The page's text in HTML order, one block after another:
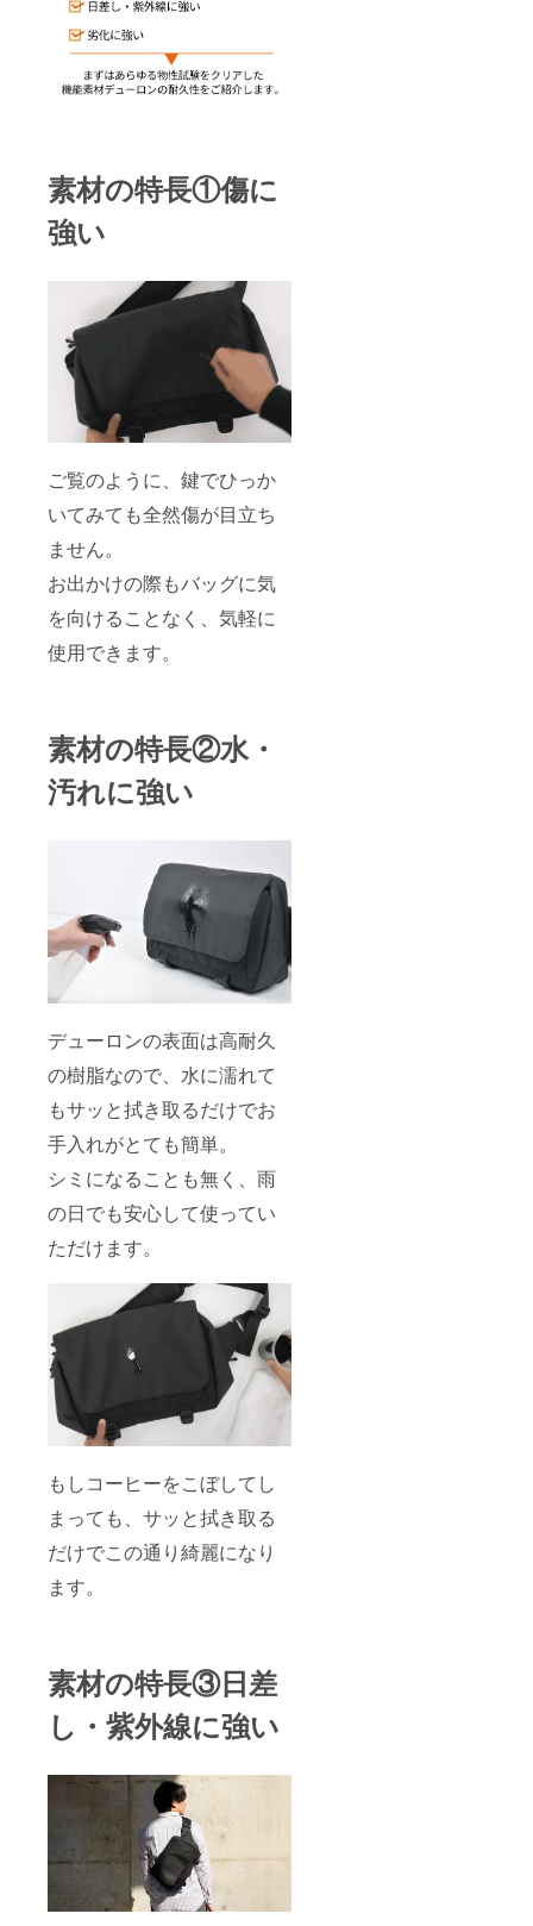
素材の特長①傷に
強い
ご覧のように、鍵でひっか
いてみても全然傷が目立ち
ません。
お出かけの際もバッグに気
を向けることなく、気軽に
使用できます。
素材の特長②水・
汚れに強い
デューロンの表面は高耐久
の樹脂なので、水に濡れて
もサッと拭き取るだけでお
手入れがとても簡単。
シミになることも無く、雨
の日でも安心して使ってい
ただけます。
もしコーヒーをこぼしてし
まっても、サッと拭き取る
だけでこの通り綺麗になり
ます。
素材の特長③日差
し・紫外線に強い